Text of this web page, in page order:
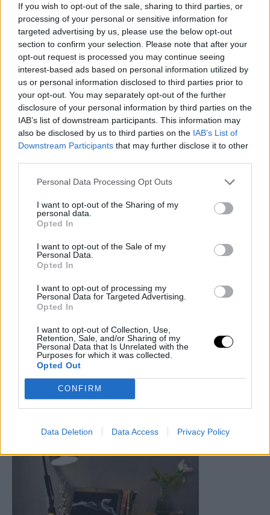
If you wish to opt-out of the sale, sharing to third parties, or
processing of your personal or sensitive information for
targeted advertising by us, please use the below opt-out
section to confirm your selection. Please note that after your
opt-out request is processed you may continue seeing
interest-based ads based on personal information utilized by
us or personal information disclosed to third parties prior to
your opt-out. You may separately opt-out of the further
disclosure of your personal information by third parties on the
IAB’s list of downstream participants. This information may
also be disclosed by us to third parties on the IAB’s List of
Downstream Participants that may further disclose it to other
Personal Data Processing Opt Outs
I want to opt-out of the Sharing of my
personal data.
Opted In
I want to opt-out of the Sale of my
Personal Data.
Opted In
I want to opt-out of processing my
Personal Data for Targeted Advertising.
Opted In
I want to opt-out of Collection, Use,
Retention, Sale, and/or Sharing of my
Personal Data that Is Unrelated with the
Purposes for which it was collected.
Opted Out
CONFIRM
Data Deletion Data Access Privacy Policy
Για γραφείο
Χώρος εργασίας-γραφείο, απαραίτητος σε πολλούς από εμάς.
Ωστόσο δεν χρειάζεται να καταλαμβάνει πολλά τετραγωνικά.
το laptop σου, να απλώσεις τα βιβλία σου και τα
σημειωματάριά σου. Όμορφες λύσεις ώστε να εκμεταλλευτείς
τα μοναδικά ελεύθερα 60 εκατοστά του δωματίου σου δίπλα
στη ντουλάπα ή το στενό σημείο που ό,τι κι αν τοποθετούσες
πέρα του πτυσσόμενου πάγκου, θα εμπόδιζε το πέρασμα.